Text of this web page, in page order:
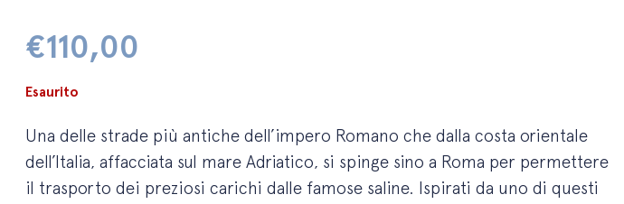
€110,00
Esaurito
Una delle strade più antiche dell’impero Romano che dalla costa orientale
dell’Italia, affacciata sul mare Adriatico, si spinge sino a Roma per permettere
il trasporto dei preziosi carichi dalle famose saline. Ispirati da uno di questi